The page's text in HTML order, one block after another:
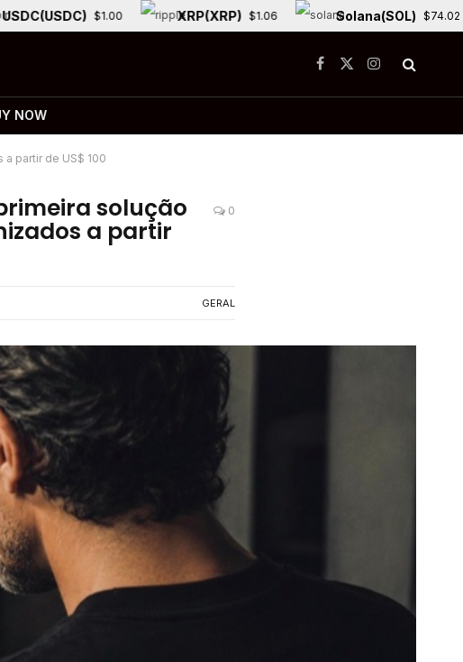
$1.00 XRP(XRP) $1.06 Solana(SOL) $74.02
Facebook
X
Instagram
NOW
partir de US$ 100
solução
a partir
0
GERAL